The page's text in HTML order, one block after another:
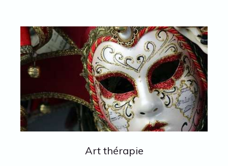
Art thérapie